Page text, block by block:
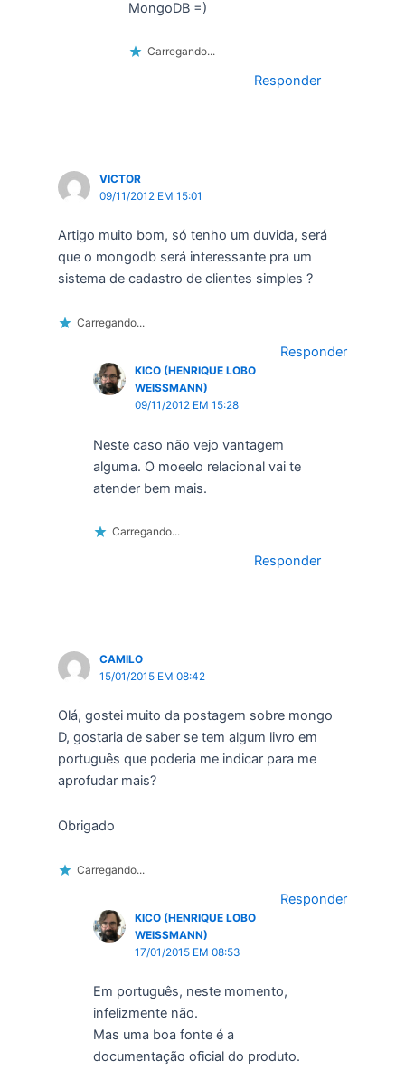
MongoDB =)
Carregando...
Responder
VICTOR
09/11/2012 EM 15:01
Artigo muito bom, só tenho um duvida, será
que o mongodb será interessante pra um
sistema de cadastro de clientes simples ?
Carregando...
Responder
KICO (HENRIQUE LOBO
WEISSMANN)
09/11/2012 EM 15:28
Neste caso não vejo vantagem
alguma. O moeelo relacional vai te
atender bem mais.
Carregando...
Responder
CAMILO
15/01/2015 EM 08:42
Olá, gostei muito da postagem sobre mongo
D, gostaria de saber se tem algum livro em
português que poderia me indicar para me
aprofudar mais?
Obrigado
Carregando...
Responder
KICO (HENRIQUE LOBO
WEISSMANN)
17/01/2015 EM 08:53
Em português, neste momento,
infelizmente não.
Mas uma boa fonte é a
documentação oficial do produto.